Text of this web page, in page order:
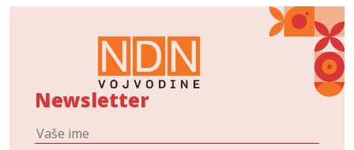
Newsletter